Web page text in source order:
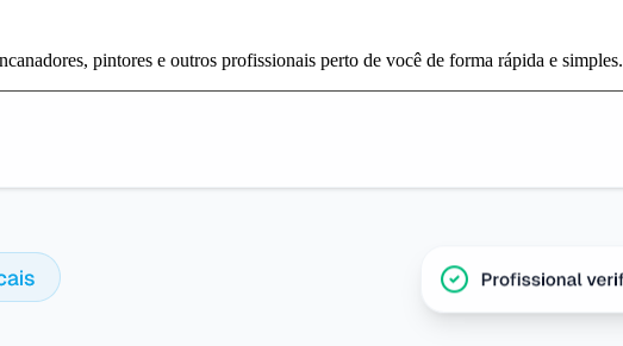
pintores e outros profissionais perto de você de forma rápida e simples.